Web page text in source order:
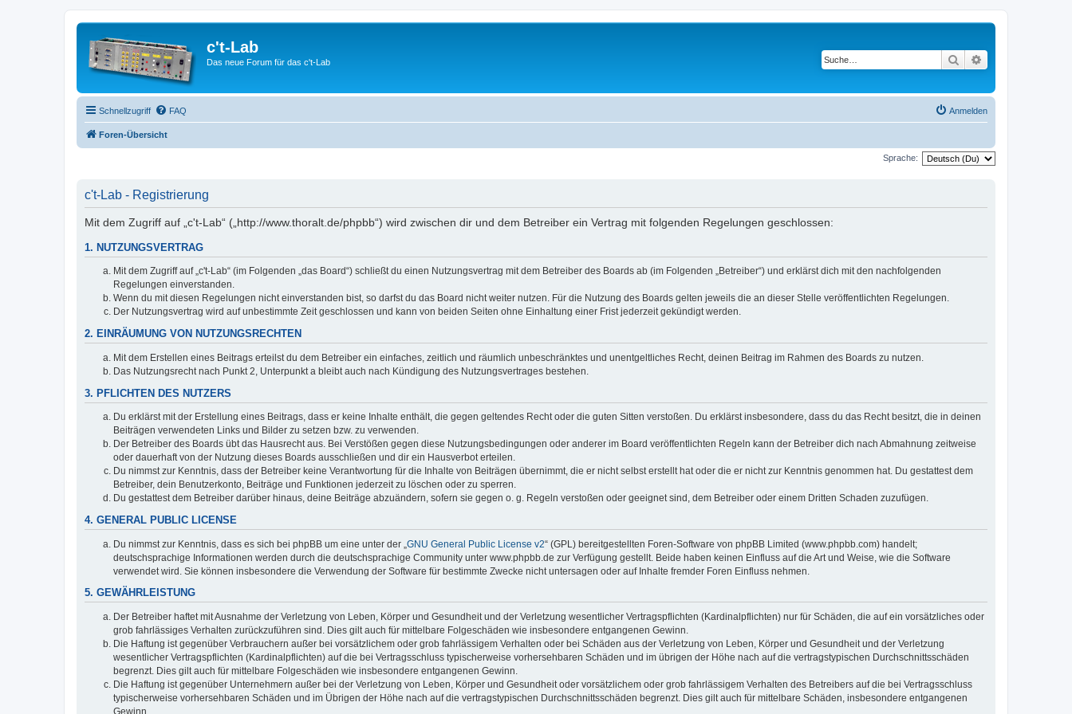
c't-Lab
Das neue Forum für das c't-Lab Suche
Schnellzugriff FAQ Anmelden
Foren-Übersicht
Sprache:
c't-Lab - Registrierung
Mit dem Zugriff auf „c't-Lab“ („http://www.thoralt.de/phpbb“) wird zwischen dir und dem Betreiber ein Vertrag mit folgenden Regelungen geschlossen:
1. NUTZUNGSVERTRAG
Mit dem Zugriff auf „c't-Lab“ (im Folgenden „das Board“) schließt du einen Nutzungsvertrag mit dem Betreiber des Boards ab (im Folgenden „Betreiber“) und erklärst dich mit den nachfolgenden
Regelungen einverstanden.
Wenn du mit diesen Regelungen nicht einverstanden bist, so darfst du das Board nicht weiter nutzen. Für die Nutzung des Boards gelten jeweils die an dieser Stelle veröffentlichten Regelungen.
Der Nutzungsvertrag wird auf unbestimmte Zeit geschlossen und kann von beiden Seiten ohne Einhaltung einer Frist jederzeit gekündigt werden.
2. EINRÄUMUNG VON NUTZUNGSRECHTEN
Mit dem Erstellen eines Beitrags erteilst du dem Betreiber ein einfaches, zeitlich und räumlich unbeschränktes und unentgeltliches Recht, deinen Beitrag im Rahmen des Boards zu nutzen.
Das Nutzungsrecht nach Punkt 2, Unterpunkt a bleibt auch nach Kündigung des Nutzungsvertrages bestehen.
3. PFLICHTEN DES NUTZERS
Du erklärst mit der Erstellung eines Beitrags, dass er keine Inhalte enthält, die gegen geltendes Recht oder die guten Sitten verstoßen. Du erklärst insbesondere, dass du das Recht besitzt, die in deinen
Beiträgen verwendeten Links und Bilder zu setzen bzw. zu verwenden.
Der Betreiber des Boards übt das Hausrecht aus. Bei Verstößen gegen diese Nutzungsbedingungen oder anderer im Board veröffentlichten Regeln kann der Betreiber dich nach Abmahnung zeitweise
oder dauerhaft von der Nutzung dieses Boards ausschließen und dir ein Hausverbot erteilen.
Du nimmst zur Kenntnis, dass der Betreiber keine Verantwortung für die Inhalte von Beiträgen übernimmt, die er nicht selbst erstellt hat oder die er nicht zur Kenntnis genommen hat. Du gestattest dem
Betreiber, dein Benutzerkonto, Beiträge und Funktionen jederzeit zu löschen oder zu sperren.
Du gestattest dem Betreiber darüber hinaus, deine Beiträge abzuändern, sofern sie gegen o. g. Regeln verstoßen oder geeignet sind, dem Betreiber oder einem Dritten Schaden zuzufügen.
4. GENERAL PUBLIC LICENSE
Du nimmst zur Kenntnis, dass es sich bei phpBB um eine unter der „ GNU General Public License v2“ (GPL) bereitgestellten Foren-Software von phpBB Limited (www.phpbb.com) handelt;
deutschsprachige Informationen werden durch die deutschsprachige Community unter www.phpbb.de zur Verfügung gestellt. Beide haben keinen Einfluss auf die Art und Weise, wie die Software
verwendet wird. Sie können insbesondere die Verwendung der Software für bestimmte Zwecke nicht untersagen oder auf Inhalte fremder Foren Einfluss nehmen.
5. GEWÄHRLEISTUNG
Der Betreiber haftet mit Ausnahme der Verletzung von Leben, Körper und Gesundheit und der Verletzung wesentlicher Vertragspflichten (Kardinalpflichten) nur für Schäden, die auf ein vorsätzliches oder
grob fahrlässiges Verhalten zurückzuführen sind. Dies gilt auch für mittelbare Folgeschäden wie insbesondere entgangenen Gewinn.
Die Haftung ist gegenüber Verbrauchern außer bei vorsätzlichem oder grob fahrlässigem Verhalten oder bei Schäden aus der Verletzung von Leben, Körper und Gesundheit und der Verletzung
wesentlicher Vertragspflichten (Kardinalpflichten) auf die bei Vertragsschluss typischerweise vorhersehbaren Schäden und im übrigen der Höhe nach auf die vertragstypischen Durchschnittsschäden
begrenzt. Dies gilt auch für mittelbare Folgeschäden wie insbesondere entgangenen Gewinn.
Die Haftung ist gegenüber Unternehmern außer bei der Verletzung von Leben, Körper und Gesundheit oder vorsätzlichem oder grob fahrlässigem Verhalten des Betreibers auf die bei Vertragsschluss
typischerweise vorhersehbaren Schäden und im Übrigen der Höhe nach auf die vertragstypischen Durchschnittsschäden begrenzt. Dies gilt auch für mittelbare Schäden, insbesondere entgangenen
Gewinn.